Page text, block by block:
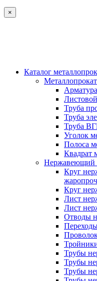
×
Каталог
Металлопрокат
Арматура
Труба
Труба
Труба
Уголок
Полоса
Квадрат
Нержавеющий
Круг
Круг
Лист
Лист
Отводы
Трубы
Трубы
Трубы